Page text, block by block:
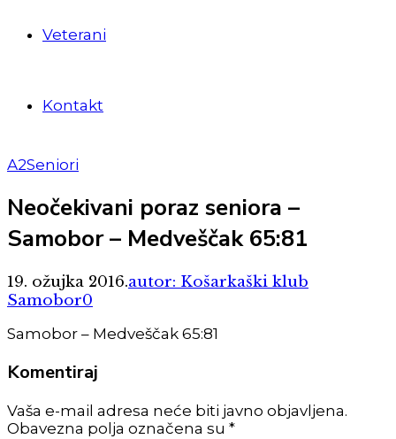
Veterani
Kontakt
A2Seniori
Neočekivani poraz seniora –
Samobor – Medveščak 65:81
19. ožujka 2016.autor: Košarkaški klub
Samobor0
Samobor – Medveščak 65:81
Komentiraj
Vaša e-mail adresa neće biti javno objavljena.
Obavezna polja označena su *